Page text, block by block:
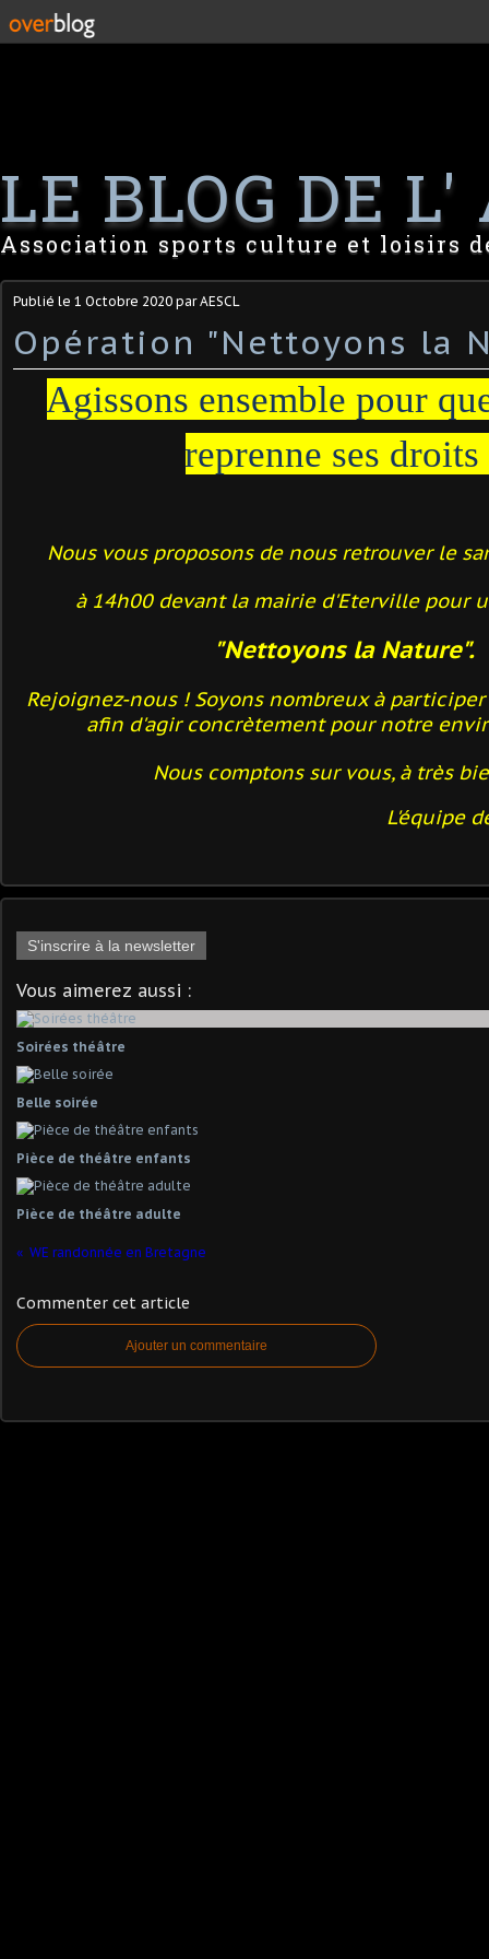
LE BLOG DE L'
Association sports culture et loisirs
Publié le 1 Octobre 2020 par AESCL
Opération "Nettoyons la
Agissons ensemble pour
reprenne ses
Nous vous proposons de nous retrouver le
à 14h00 devant la mairie d'Eterville pour
"Nettoyons la Nature".
Rejoignez-nous ! Soyons nombreux à
afin d'agir concrètement pour notre
Nous comptons sur vous, à très
L'équipe
S'inscrire à la newsletter
Vous aimerez aussi :
Soirées théâtre
Belle soirée
Pièce de théâtre enfants
Pièce de théâtre adulte
WE randonnée en Bretagne
Commenter cet article
Ajouter un commentaire